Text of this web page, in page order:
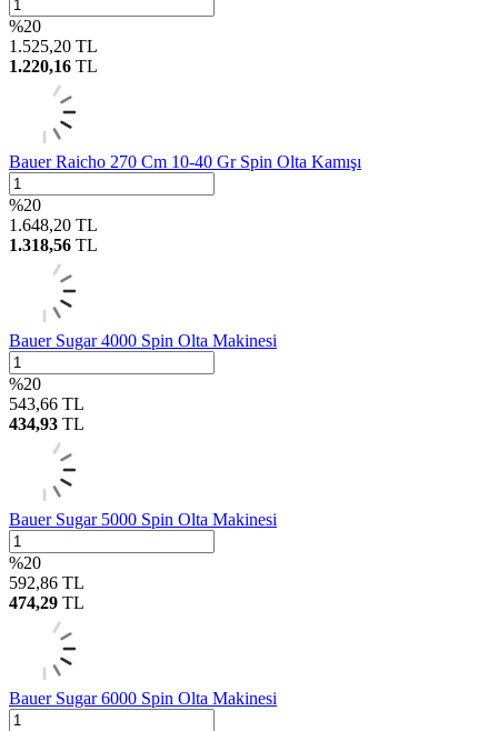
%20
1.525,20 TL
1.220,16 TL
Bauer Raicho 270 Cm 10-40 Gr Spin Olta Kamışı
%20
1.648,20 TL
1.318,56 TL
Bauer Sugar 4000 Spin Olta Makinesi
%20
543,66 TL
434,93 TL
Bauer Sugar 5000 Spin Olta Makinesi
%20
592,86 TL
474,29 TL
Bauer Sugar 6000 Spin Olta Makinesi